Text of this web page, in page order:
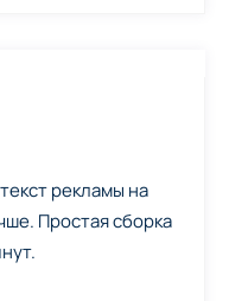
рекламы на
Простая сборка